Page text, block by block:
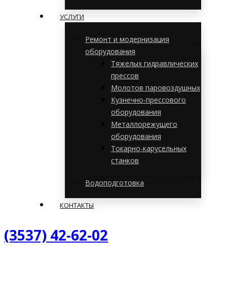
УСЛУГИ
Ремонт и модернизация
оборудования
Тяжелых гидравлических
прессов
Молотов паровоздушных
Кузнечно-прессового
оборудования
Металлорежущего
оборудования
Токарно-карусельных
станков
Водоподготовка
КОНТАКТЫ
(3537) 42-62-02